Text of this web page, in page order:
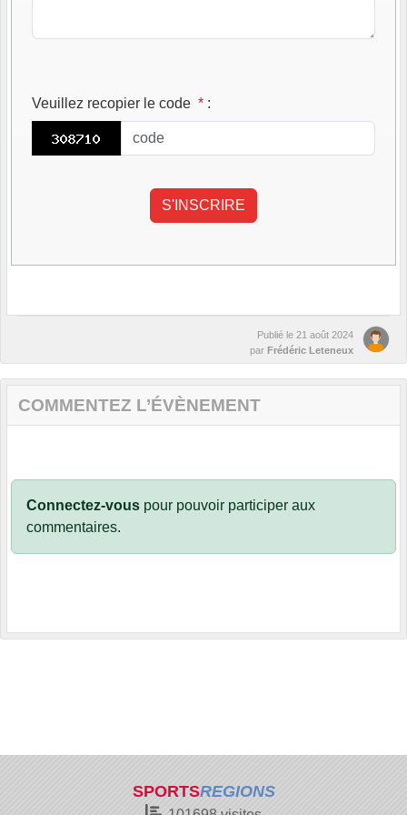
Veuillez recopier le code * :
Publié le 21 août 2024
par Frédéric Leteneux
COMMENTEZ L’ÉVÈNEMENT
Connectez-vous pour pouvoir participer aux
commentaires.
SPORTSREGIONS